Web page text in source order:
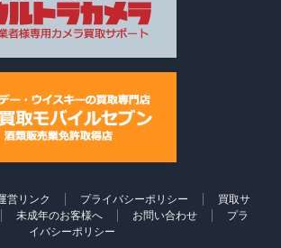
営リンク プライバシーポリシー
買取サ
未成年のお客様へ お問い合わせ
プラ
イバシーポリシー